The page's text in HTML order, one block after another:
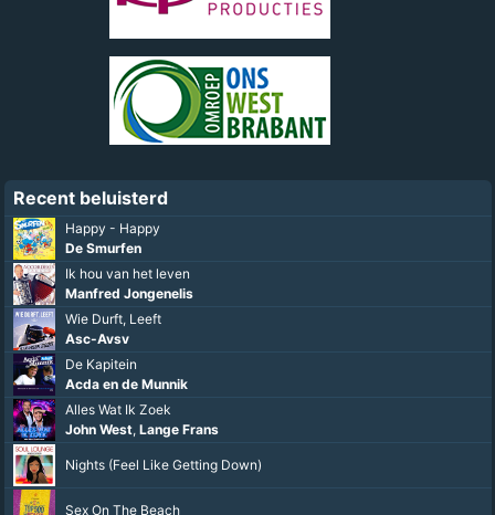
Recent beluisterd
Happy - Happy
De Smurfen
Ik hou van het leven
Manfred Jongenelis
Wie Durft, Leeft
Asc-Avsv
De Kapitein
Acda en de Munnik
Alles Wat Ik Zoek
John West, Lange Frans
Nights (Feel Like Getting Down)
Sex On The Beach